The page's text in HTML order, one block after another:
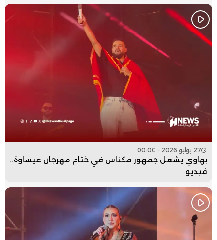
27 يوليو 2026 - 00:00
بهاوي يشعل جمهور مكناس في ختام مهرجان عيساوة..
فيديو